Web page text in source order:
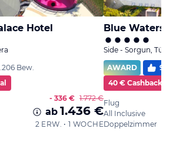
Hotel
Bew.
- 336 € 1.772 €
ab 1.436 €
2 ERW. • 1 WOCHE
Blue Waters
Side - Sorgun,
AWARD
99
40 € Cashback
Flug
All Inclusive
Doppelzimmer